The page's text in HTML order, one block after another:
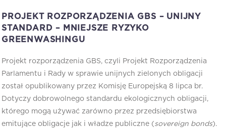
PROJEKT ROZPORZĄDZENIA GBS – UNIJNY
STANDARD – MNIEJSZE RYZYKO
GREENWASHINGU
Projekt rozporządzenia GBS, czyli Projekt Rozporządzenia
Parlamentu i Rady w sprawie unijnych zielonych obligacji
został opublikowany przez Komisję Europejską 8 lipca br.
Dotyczy dobrowolnego standardu ekologicznych obligacji,
którego mogą używać zarówno przez przedsiębiorstwa
emitujące obligacje jak i władze publiczne (sovereign bonds).